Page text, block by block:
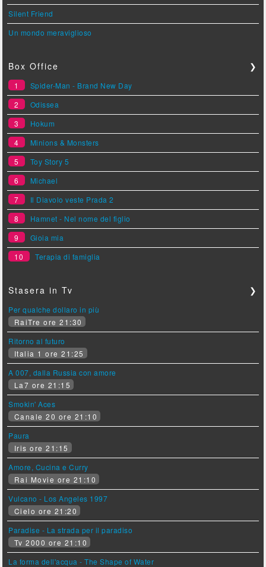
Silent Friend
Un mondo meraviglioso
Box Office ❯
1
Spider-Man - Brand New Day
2
Odissea
3
Hokum
4
Minions & Monsters
5
Toy Story 5
6
Michael
7
Il Diavolo veste Prada 2
8
Hamnet - Nel nome del figlio
9
Gioia mia
10
Terapia di famiglia
Stasera in Tv ❯
Per qualche dollaro in più
RaiTre ore 21:30
Ritorno al futuro
Italia 1 ore 21:25
A 007, dalla Russia con amore
La7 ore 21:15
Smokin' Aces
Canale 20 ore 21:10
Paura
Iris ore 21:15
Amore, Cucina e Curry
Rai Movie ore 21:10
Vulcano - Los Angeles 1997
Cielo ore 21:20
Paradise - La strada per il paradiso
Tv 2000 ore 21:10
La forma dell'acqua - The Shape of Water